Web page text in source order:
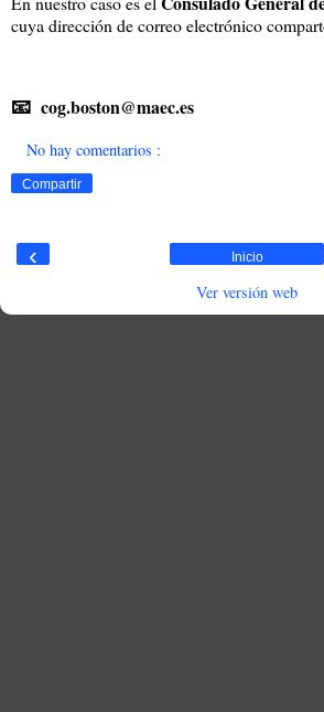
cuya dirección de correo electrónico
📧 cog.boston@maec.es
No hay comentarios :
Compartir
‹ Inicio
Ver versión web